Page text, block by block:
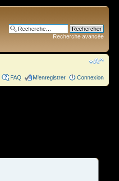
Recherche avancée
FAQ M’enregistrer Connexion